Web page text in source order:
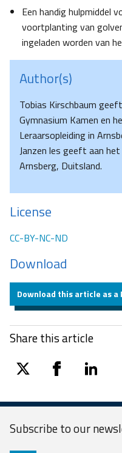
Een handig hulpmiddel
voortplanting van
ingeladen worden van
Author(s)
Tobias Kirschbaum
Gymnasium Kamen en
Leraarsopleiding in
Janzen les geeft aan
Arnsberg, Duitsland.
License
CC-BY-NC-ND
Download
Download this article as a
Share this article
twitter facebooklinkedin
Subscribe to our